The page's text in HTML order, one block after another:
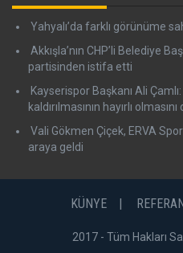
Yahyalı’da farklı görünüme
Akkışla’nın CHP’li Belediye
partisinden istifa etti
Kayserispor Başkanı Ali
kaldırılmasının hayırlı
Vali Gökmen Çiçek, ERVA
araya geldi
KÜNYE
2017 - Tüm Hakları